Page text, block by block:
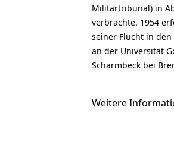
Militärtribunal) in
verbrachte. 1954
seiner Flucht in den
an der Universität
Scharmbeck bei
Weitere